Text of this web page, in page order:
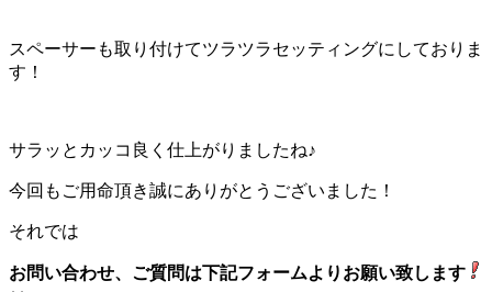
スペーサーも取り付けてツラツラセッティングにしておりま
す！
サラッとカッコ良く仕上がりましたね♪
今回もご用命頂き誠にありがとうございました！
それでは
お問い合わせ、ご質問は下記フォームよりお願い致します